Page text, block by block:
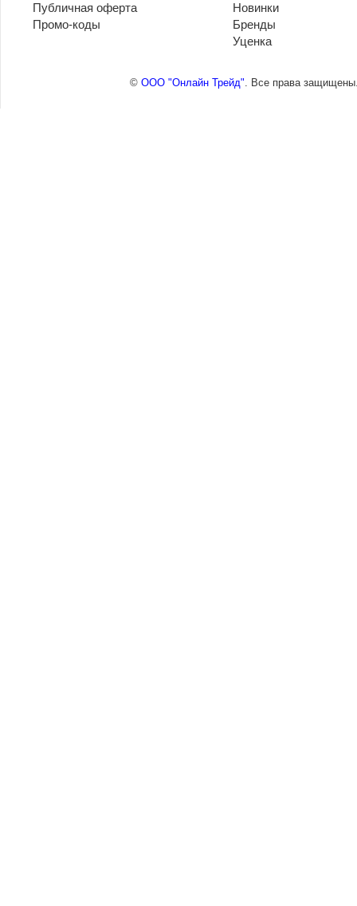
Публичная оферта
Промо-коды
Новинки
Бренды
Уценка
© ООО "Онлайн Трейд". Все права